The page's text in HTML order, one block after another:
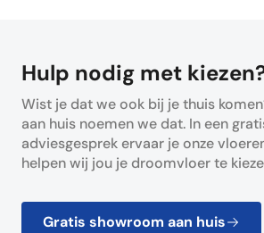
Hulp nodig met
Wist je dat we ook bij je thuis
aan huis noemen we dat. In een
adviesgesprek ervaar je onze
helpen wij jou je droomvloer te
Gratis showroom aan huis